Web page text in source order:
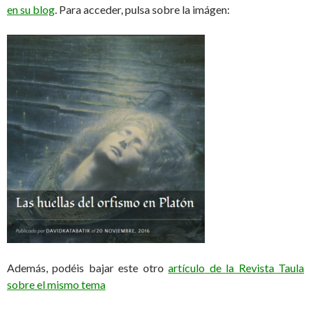
en su blog. Para acceder, pulsa sobre la imágen:
Además, podéis bajar este otroartículo de la Revista Taula
sobre el mismo tema